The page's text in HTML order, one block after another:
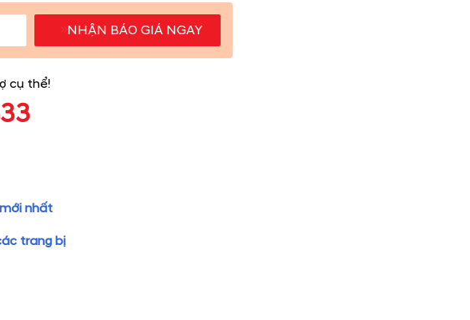
NHẬN BÁO GIÁ NGAY
cụ thể!
nhất
trang bị